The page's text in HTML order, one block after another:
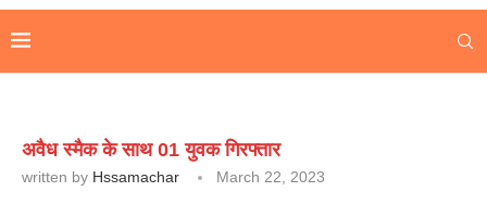
अवैध स्मैक के साथ 01 युवक गिरफ्तार
written by Hssamachar March 22, 2023